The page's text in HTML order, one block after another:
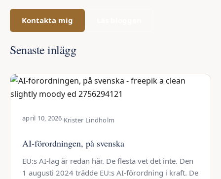
Kontakta mig
Senaste inlägg
april 10, 2026·Krister Lindholm
AI-förordningen, på svenska
EU:s AI-lag är redan här. De flesta vet det inte. Den
1 augusti 2024 trädde EU:s AI-förordning i kraft. De